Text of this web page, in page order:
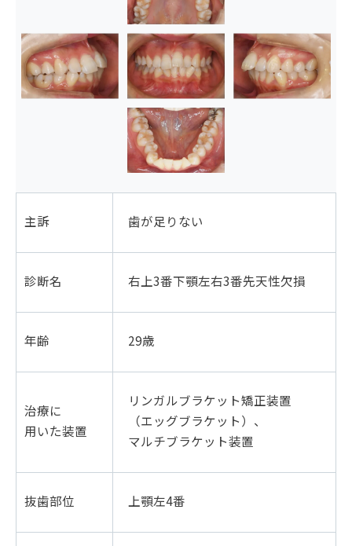
主訴 歯が足りない
診断名 右上3番下顎左右3番先天性欠損
年齢 29歳
治療に
用いた装置
リンガルブラケット矯正装置
（エッグブラケット）、
マルチブラケット装置
抜歯部位 上顎左4番